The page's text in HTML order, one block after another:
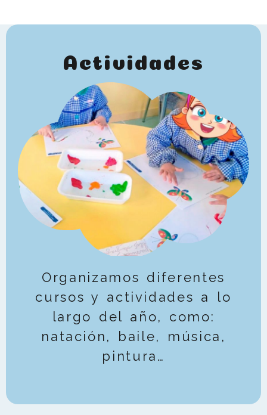
Actividades
Organizamos diferentes
cursos y actividades a lo
largo del año, como:
natación, baile, música,
pintura…